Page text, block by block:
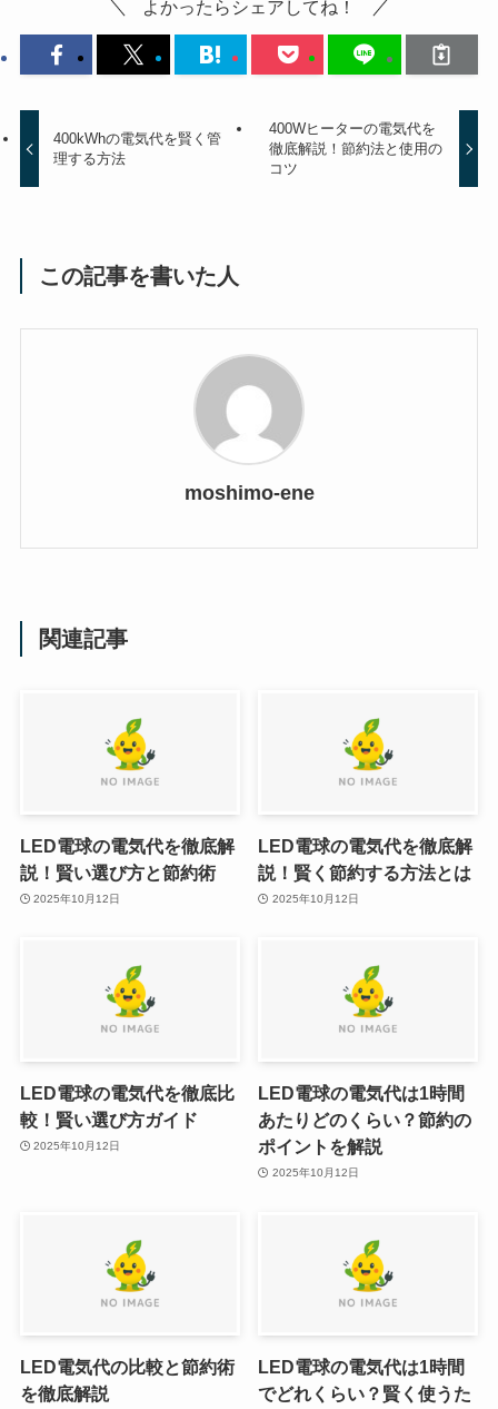
よかったらシェアしてね！
400kWhの電気代を賢く管
理する方法
400Wヒーターの電気代を
徹底解説！節約法と使用の
コツ
この記事を書いた人
moshimo-ene
関連記事
LED電球の電気代を徹底解
説！賢い選び方と節約術
2025年10月12日
LED電球の電気代を徹底解
説！賢く節約する方法とは
2025年10月12日
LED電球の電気代を徹底比
較！賢い選び方ガイド
2025年10月12日
LED電球の電気代は1時間
あたりどのくらい？節約の
ポイントを解説
2025年10月12日
LED電気代の比較と節約術
を徹底解説
LED電球の電気代は1時間
でどれくらい？賢く使うた